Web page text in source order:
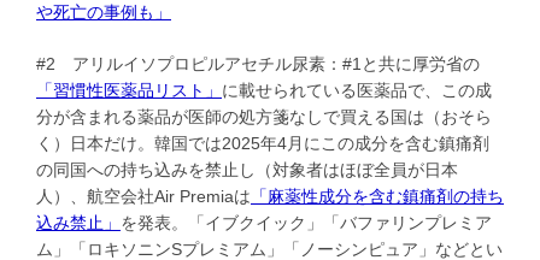
や死亡の事例も」
#2 アリルイソプロピルアセチル尿素：#1と共に厚労省の
「習慣性医薬品リスト」 に載せられている医薬品で、この成
分が含まれる薬品が医師の処方箋なしで買える国は（おそら
く）日本だけ。韓国では2025年4月にこの成分を含む鎮痛剤
の同国への持ち込みを禁止し（対象者はほぼ全員が日本
人）、航空会社Air Premiaは 「麻薬性成分を含む鎮痛剤の持ち
込み禁止」 を発表。「イブクイック」「バファリンプレミア
ム」「ロキソニンSプレミアム」「ノーシンピュア」などとい